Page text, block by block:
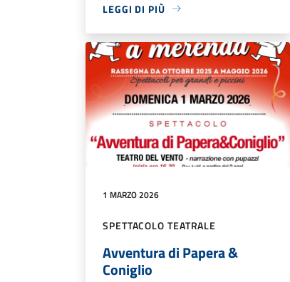
LEGGI DI PIÙ
1 MARZO 2026
SPETTACOLO TEATRALE
Avventura di Papera &
Coniglio